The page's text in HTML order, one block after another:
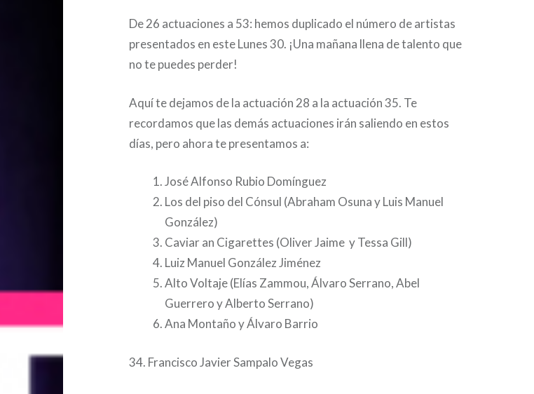
De 26 actuaciones a 53: hemos duplicado el número de artistas
presentados en este Lunes 30. ¡Una mañana llena de talento que
no te puedes perder!
Aquí te dejamos de la actuación 28 a la actuación 35. Te
recordamos que las demás actuaciones irán saliendo en estos
días, pero ahora te presentamos a:
José Alfonso Rubio Domínguez
Los del piso del Cónsul (Abraham Osuna y Luis Manuel
González)
Caviar an Cigarettes (Oliver Jaime y Tessa Gill)
Luiz Manuel González Jiménez
Alto Voltaje (Elías Zammou, Álvaro Serrano, Abel
Guerrero y Alberto Serrano)
Ana Montaño y Álvaro Barrio
34. Francisco Javier Sampalo Vegas